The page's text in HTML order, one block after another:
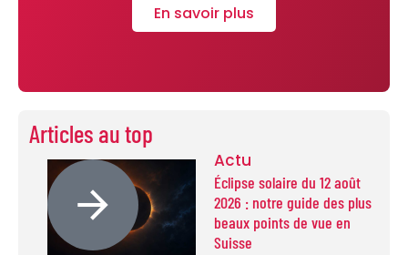
En savoir plus
Articles au top
Actu
Éclipse solaire du 12 août
2026 : notre guide des plus
beaux points de vue en
Suisse